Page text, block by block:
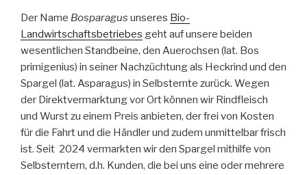
Der Name Bosparagus unseres Bio-
Landwirtschaftsbetriebes geht auf unsere beiden
wesentlichen Standbeine, den Auerochsen (lat. Bos
primigenius) in seiner Nachzüchtung als Heckrind und den
Spargel (lat. Asparagus) in Selbsternte zurück. Wegen
der Direktvermarktung vor Ort können wir Rindfleisch
und Wurst zu einem Preis anbieten, der frei von Kosten
für die Fahrt und die Händler und zudem unmittelbar frisch
ist. Seit 2024 vermarkten wir den Spargel mithilfe von
Selbsterntern, d.h. Kunden, die bei uns eine oder mehrere